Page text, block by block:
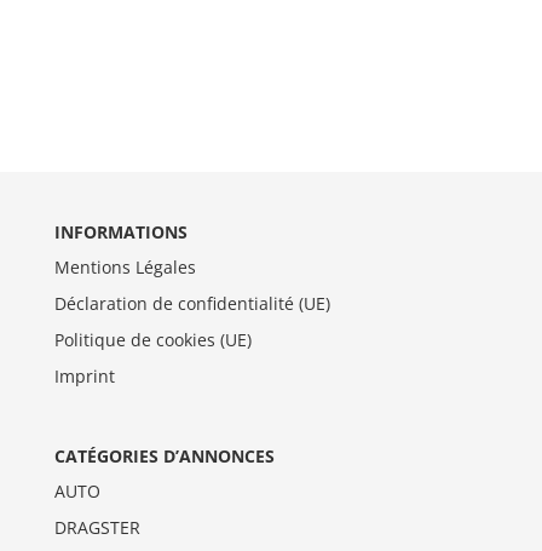
INFORMATIONS
Mentions Légales
Déclaration de confidentialité (UE)
Politique de cookies (UE)
Imprint
CATÉGORIES D’ANNONCES
AUTO
DRAGSTER